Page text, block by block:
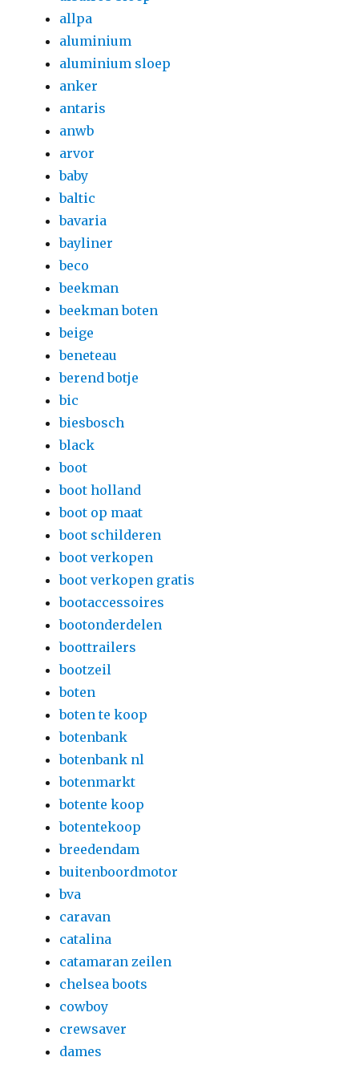
allpa
aluminium
aluminium sloep
anker
antaris
anwb
arvor
baby
baltic
bavaria
bayliner
beco
beekman
beekman boten
beige
beneteau
berend botje
bic
biesbosch
black
boot
boot holland
boot op maat
boot schilderen
boot verkopen
boot verkopen gratis
bootaccessoires
bootonderdelen
boottrailers
bootzeil
boten
boten te koop
botenbank
botenbank nl
botenmarkt
botente koop
botentekoop
breedendam
buitenboordmotor
bva
caravan
catalina
catamaran zeilen
chelsea boots
cowboy
crewsaver
dames